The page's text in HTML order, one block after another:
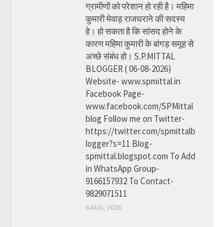
ग्रामीणों को परेशान हो रही है। महिमा
कुमारी मेवाड़ राजघराने की सदस्य
हे। हो सकता है कि सांसद होने के
कारण महिमा कुमारी के बांगड़ समूह से
अच्छे संबंध हो। S.P.MITTAL
BLOGGER ( 06-08-2026)
Website- www.spmittal.in
Facebook Page-
www.facebook.com/SPMittal
blog Follow me on Twitter-
https://twitter.com/spmittalb
logger?s=11 Blog-
spmittal.blogspot.com To Add
in WhatsApp Group-
9166157932 To Contact-
9829071511
6 AUG, 2026